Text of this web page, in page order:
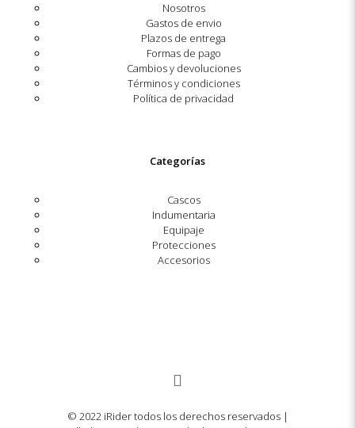
Nosotros
Gastos de envio
Plazos de entrega
Formas de pago
Cambios y devoluciones
Términos y condiciones
Política de privacidad
Categorías
Cascos
Indumentaria
Equipaje
Protecciones
Accesorios
© 2022 iRider todos los derechos reservados |